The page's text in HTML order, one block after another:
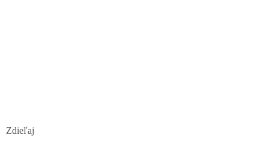
Zdieľaj